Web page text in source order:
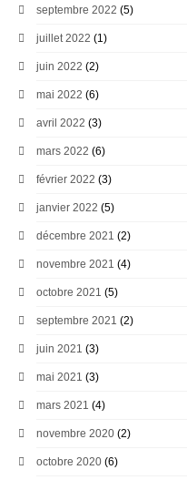
septembre 2022 (5)
juillet 2022 (1)
juin 2022 (2)
mai 2022 (6)
avril 2022 (3)
mars 2022 (6)
février 2022 (3)
janvier 2022 (5)
décembre 2021 (2)
novembre 2021 (4)
octobre 2021 (5)
septembre 2021 (2)
juin 2021 (3)
mai 2021 (3)
mars 2021 (4)
novembre 2020 (2)
octobre 2020 (6)